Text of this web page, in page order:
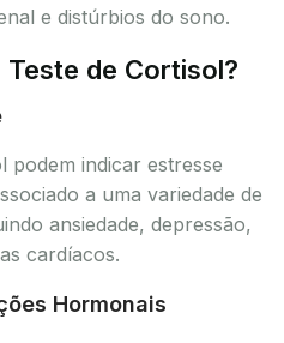
e distúrbios do sono.
Teste de Cortisol?
podem indicar estresse
a uma variedade de
ansiedade, depressão,
cardíacos.
Hormonais